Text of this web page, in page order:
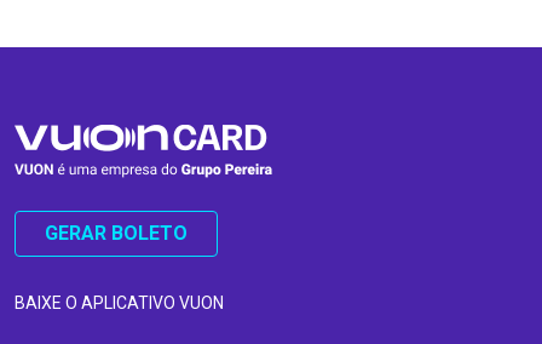
GERAR BOLETO
BAIXE O APLICATIVO VUON